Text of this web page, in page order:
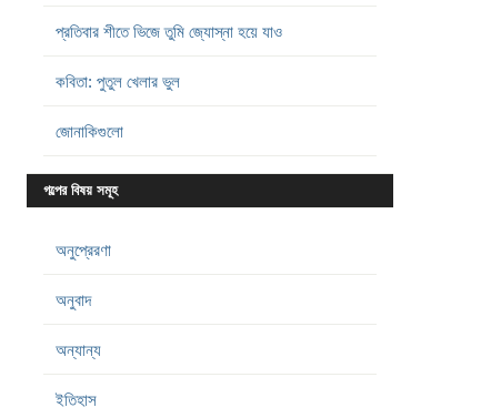
প্রতিবার শীতে ভিজে তুমি জ্যোস্না হয়ে যাও
কবিতা: পুতুল খেলার ভুল
জোনাকিগুলো
গল্পের বিষয় সমূহ
অনুপ্রেরণা
অনুবাদ
অন্যান্য
ইতিহাস